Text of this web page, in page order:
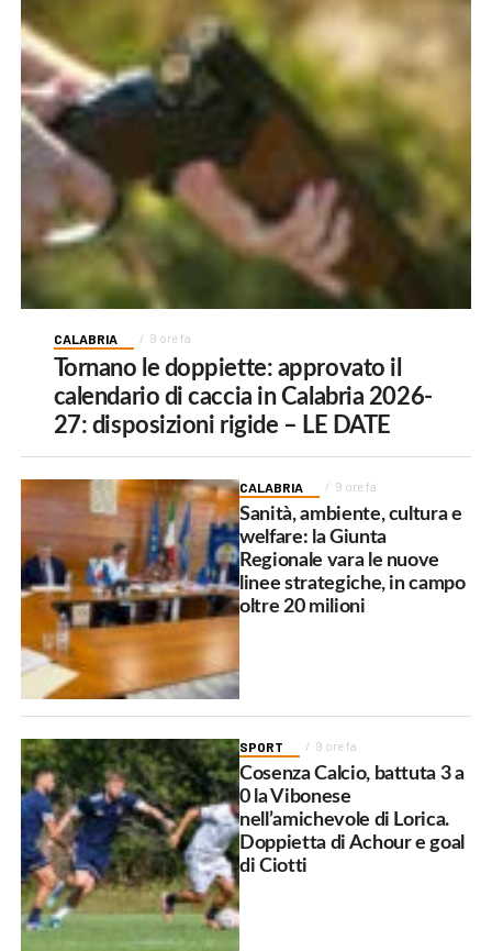
CALABRIA 9 ore fa
Tornano le doppiette: approvato il
calendario di caccia in Calabria 2026-
27: disposizioni rigide – LE DATE
CALABRIA 9 ore fa
Sanità, ambiente, cultura e
welfare: la Giunta
Regionale vara le nuove
linee strategiche, in campo
oltre 20 milioni
SPORT 9 ore fa
Cosenza Calcio, battuta 3 a
0 la Vibonese
nell’amichevole di Lorica.
Doppietta di Achour e goal
di Ciotti